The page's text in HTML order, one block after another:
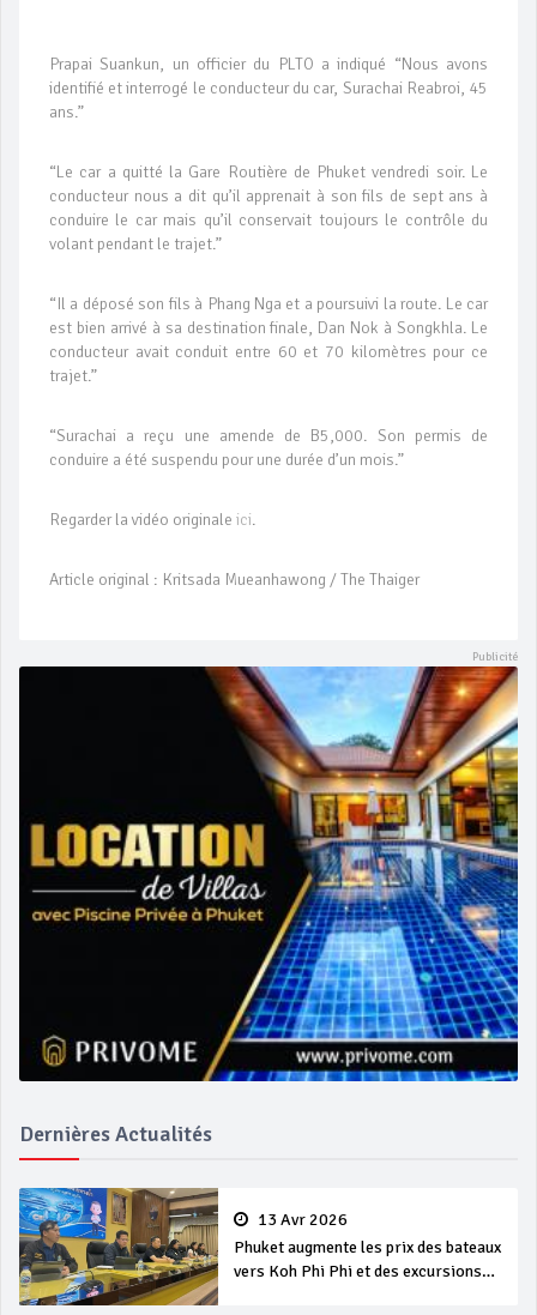
Prapai Suankun, un officier du PLTO a indiqué “Nous avons
identifié et interrogé le conducteur du car, Surachai Reabroi, 45
ans.”
“Le car a quitté la Gare Routière de Phuket vendredi soir. Le
conducteur nous a dit qu’il apprenait à son fils de sept ans à
conduire le car mais qu’il conservait toujours le contrôle du
volant pendant le trajet.”
“Il a déposé son fils à Phang Nga et a poursuivi la route. Le car
est bien arrivé à sa destination finale, Dan Nok à Songkhla. Le
conducteur avait conduit entre 60 et 70 kilomètres pour ce
trajet.”
“Surachai a reçu une amende de B5,000. Son permis de
conduire a été suspendu pour une durée d’un mois.”
Regarder la vidéo originale ici.
Article original : Kritsada Mueanhawong / The Thaiger
Dernières Actualités
13 Avr 2026
Phuket augmente les prix des bateaux
vers Koh Phi Phi et des excursions